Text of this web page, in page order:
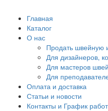
Главная
Каталог
О нас
Продать швейную
Для дизайнеров,
Для мастеров
Для
Оплата и доставка
Статьи и новости
Контакты и График